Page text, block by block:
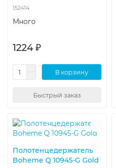
152414
Много
1224 ₽
В корзину
Быстрый заказ
Полотенцедержатель
Boheme Q 10945-G Gold